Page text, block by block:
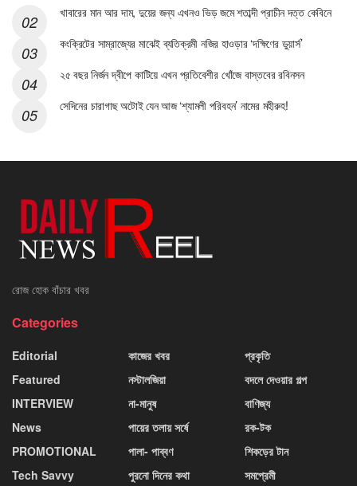
খাবারের মান আর দাম, দুয়ের জন্য এখনও ভিড় জমে শতাব্দী প্রাচীন দত্ত কেবিনে
কংক্রিটের সাম্রাজ্যের মাঝেই ব্যতিক্রমী নজির হাওড়ার ‘দক্ষিণের ডুয়ার্স’
২৫ বছর নির্জন দ্বীপে কাটিয়ে এখন প্রতিবেশীর খোঁজে বাস্তবের রবিনসন
সেদিনের চারাগাছ অটোই যেন আজ ‘শ্যামলী পরিবহন’ নামের মহীরুহ!
রোজ হোক বাঁচার খবর
Categories
Editorial
Featured
INTERVIEW
News
PROMOTIONAL
Tech Savvy
কাজের খবর
নস্টালজিয়া
না-মানুষ
পায়ের তলায় সর্ষে
পালা- পাব্বণ
পুরনো দিনের কথা
প্রকৃতি
বদলে দেওয়ার গল্প
বাণিজ্য
রক-টক
শিকড়ের টান
সমপ্রেমী